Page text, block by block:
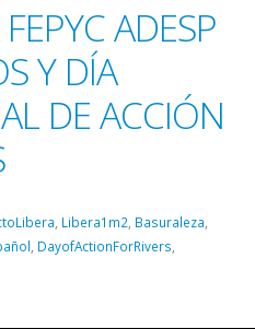
ADESP
Y DÍA
DE ACCIÓN
Libera1m2 Basuraleza
DayofActionForRivers